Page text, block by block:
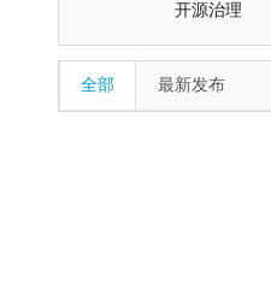
开源治理
全部 最新发布